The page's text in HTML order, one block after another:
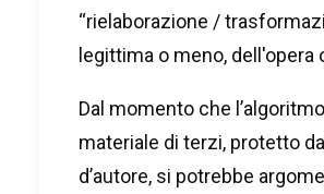
“rielaborazione /
legittima o meno, dell'opera
Dal momento che
materiale di terzi, protetto
d’autore, si potrebbe